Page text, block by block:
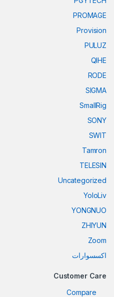
PROMAGE
Provision
PULUZ
QIHE
RODE
SIGMA
SmallRig
SONY
SWIT
Tamron
TELESIN
Uncategorized
YoloLiv
YONGNUO
ZHIYUN
Zoom
اكسسوارات
Customer Care
Compare